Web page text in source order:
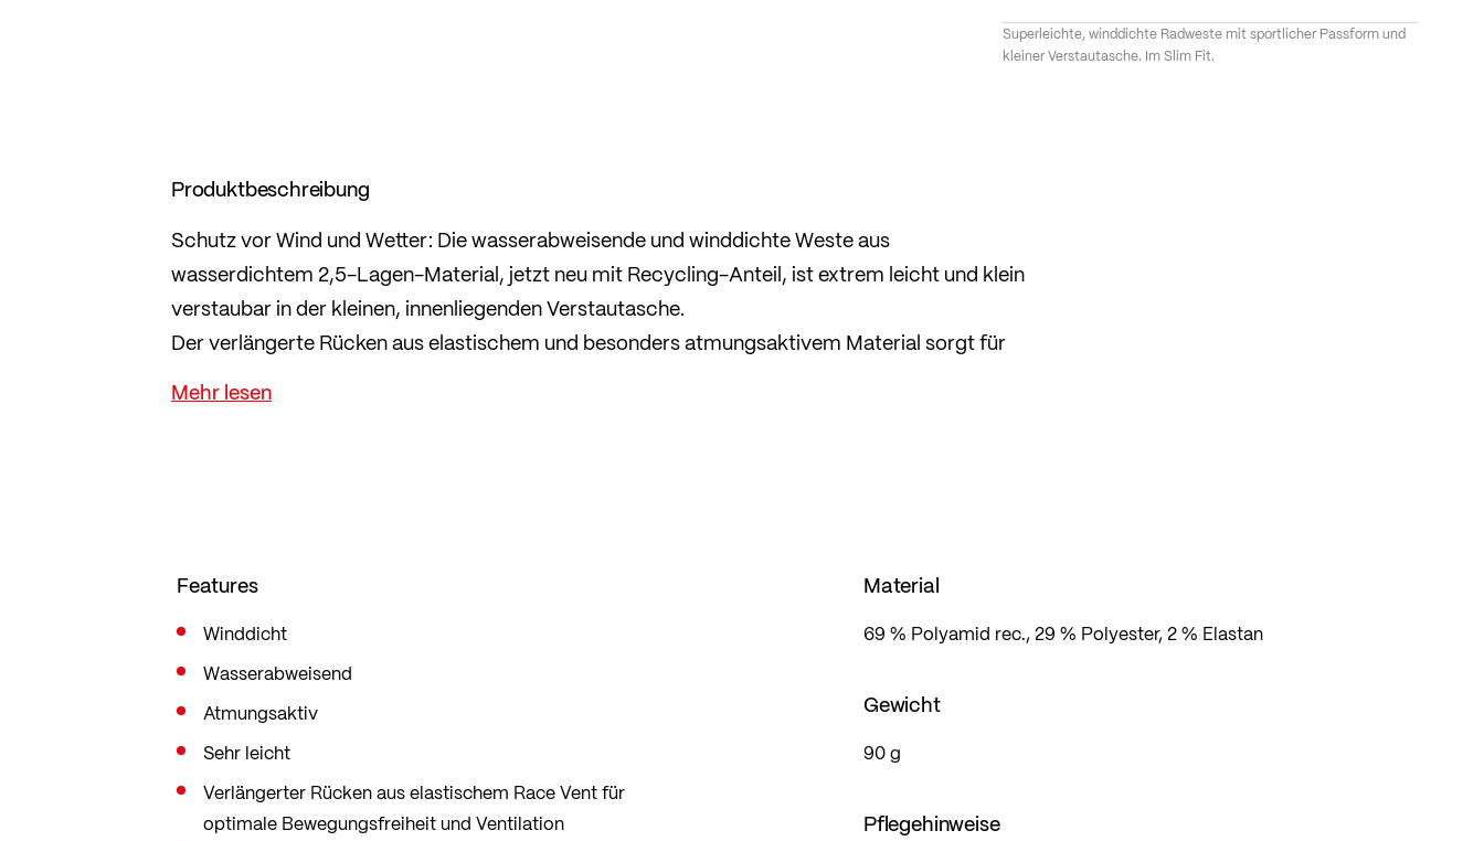
Superleichte, winddichte Radweste mit sportlicher Passform und
kleiner Verstautasche. Im Slim Fit.
Produktbeschreibung
Schutz vor Wind und Wetter: Die wasserabweisende und winddichte Weste aus
wasserdichtem 2,5-Lagen-Material, jetzt neu mit Recycling-Anteil, ist extrem leicht und klein
verstaubar in der kleinen, innenliegenden Verstautasche.
Der verlängerte Rücken aus elastischem und besonders atmungsaktivem Material sorgt für
maximale Bewegungsfreiheit und beste Belüftung. Der 2-Wege-Reißverschluss lässt sich
auch während der Fahrt gut bedienen.
Features
Winddicht
Wasserabweisend
Atmungsaktiv
Sehr leicht
Verlängerter Rücken aus elastischem Race Vent für
optimale Bewegungsfreiheit und Ventilation
Material
69 % Polyamid rec., 29 % Polyester, 2 % Elastan
Gewicht
90 g
Pflegehinweise